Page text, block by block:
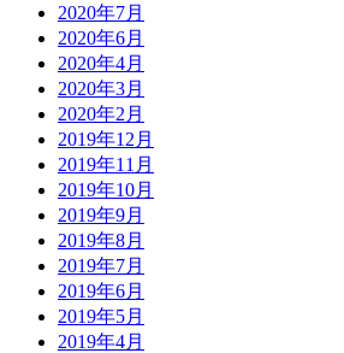
2020年7月
2020年6月
2020年4月
2020年3月
2020年2月
2019年12月
2019年11月
2019年10月
2019年9月
2019年8月
2019年7月
2019年6月
2019年5月
2019年4月